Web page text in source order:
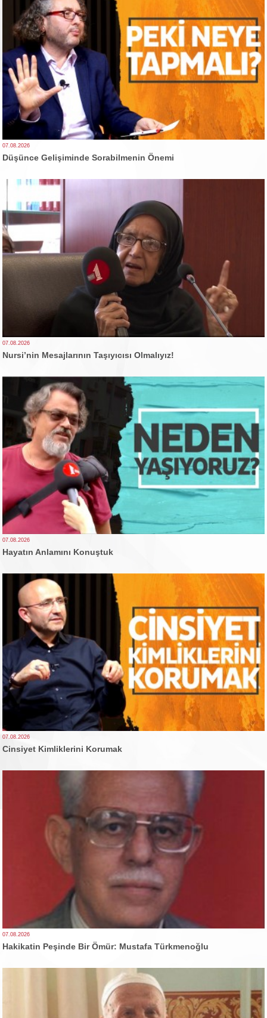
07.08.2026
Düşünce Gelişiminde Sorabilmenin Önemi
07.08.2026
Nursi’nin Mesajlarının Taşıyıcısı Olmalıyız!
07.08.2026
Hayatın Anlamını Konuştuk
07.08.2026
Cinsiyet Kimliklerini Korumak
07.08.2026
Hakikatin Peşinde Bir Ömür: Mustafa Türkmenoğlu